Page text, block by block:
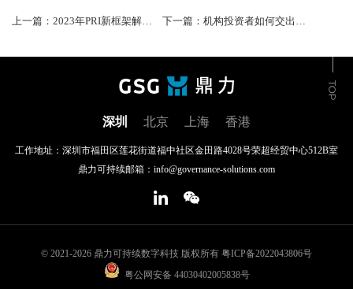
深圳 北京 上海 香港
工作地址：深圳市福田区莲花街道福中社区金田路4028号荣超经贸中心512B室
鼎力可持续邮箱：info@governance-solutions.com
© 2021-2026 鼎力可持续数字科技 版权所有 粤ICP备2022043806号
粤公网安备 44030402005838号